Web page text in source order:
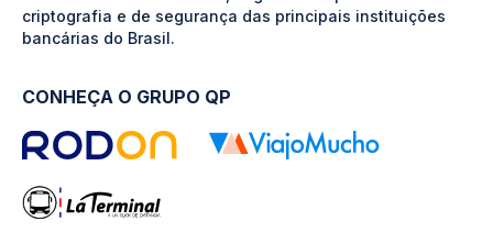
criptografia e de segurança das principais instituições
bancárias do Brasil.
CONHEÇA O GRUPO QP